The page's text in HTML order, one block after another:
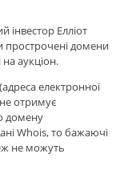
Елліот
прострочені домени
на аукціон.
(адреса електронної
отримує
домену
Whois, то бажаючі
не можуть